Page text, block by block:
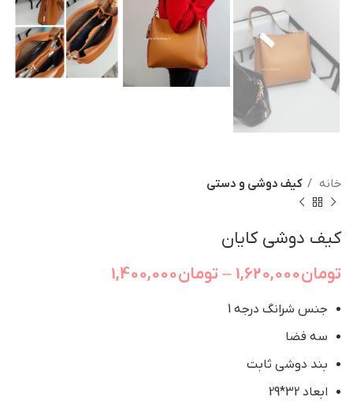
خانه کیف دوشی و دستی
کیف دوشی کایان
تومان – تومان
جنس شرانگ درجه 1
سه فضا
بند دوشی ثابت
ابعاد 32*29